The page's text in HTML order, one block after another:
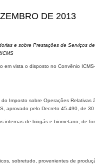
DE 2013
e sobre Prestações de Serviços
vista o disposto no Convênio
Imposto sobre Operações Relativas
aprovado pelo Decreto 45.490, de
internas de biogás e biometano, de
sobretudo, provenientes de